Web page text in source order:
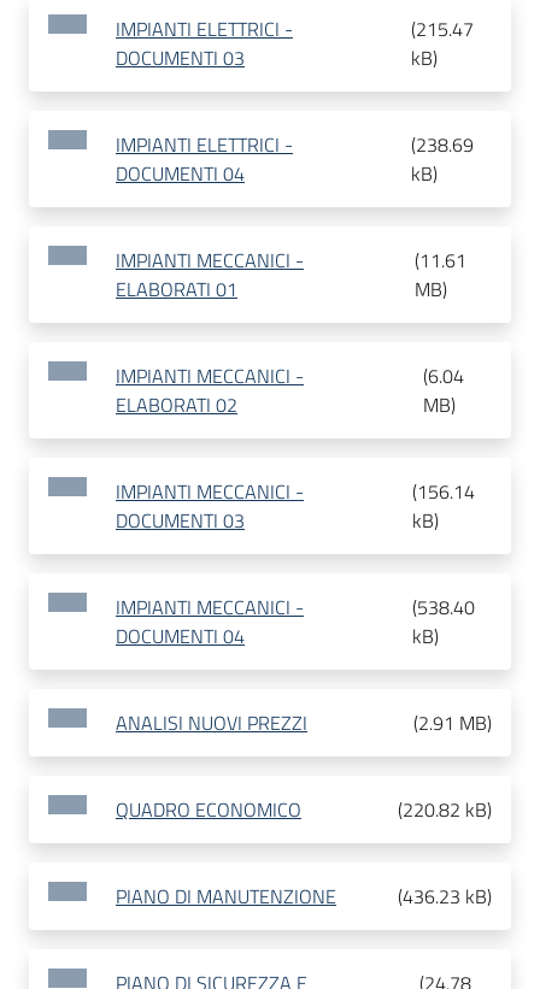
IMPIANTI ELETTRICI -
DOCUMENTI 03
(215.47
kB)
IMPIANTI ELETTRICI -
DOCUMENTI 04
(238.69
kB)
IMPIANTI MECCANICI -
ELABORATI 01
(11.61
MB)
IMPIANTI MECCANICI -
ELABORATI 02
(6.04
MB)
IMPIANTI MECCANICI -
DOCUMENTI 03
(156.14
kB)
IMPIANTI MECCANICI -
DOCUMENTI 04
(538.40
kB)
ANALISI NUOVI PREZZI (2.91 MB)
QUADRO ECONOMICO (220.82 kB)
PIANO DI MANUTENZIONE (436.23 kB)
PIANO DI SICUREZZA E (24.78